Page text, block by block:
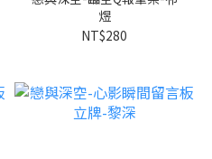
煜
NT$280